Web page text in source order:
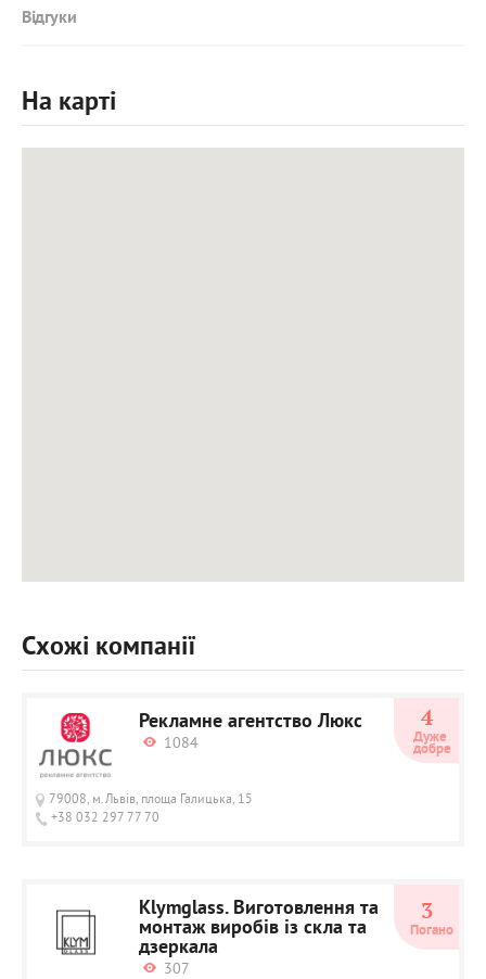
Відгуки
На карті
Схожі компанії
Рекламне агентство Люкс
1084
79008, м.Львів, площа Галицька, 15
+38 032 297 77 70
4
Дуже
добре
Klymglass. Виготовлення та
монтаж виробів із скла та
дзеркала
307
3
Погано